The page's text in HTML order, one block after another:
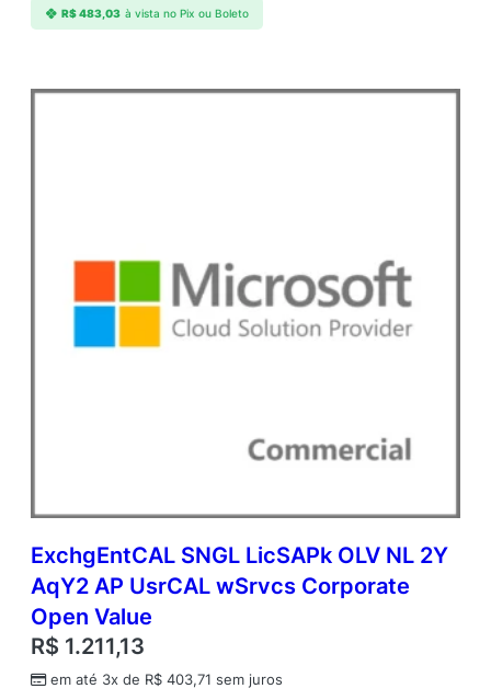
i
R$483,03 à vista no Pix ou Boleto
ExchgEntCAL SNGL LicSAPk OLV NL 2Y
AqY2 AP UsrCAL wSrvcs Corporate
Open Value
R$ 1.211,13
em até 3x de R$ 403,71 sem juros